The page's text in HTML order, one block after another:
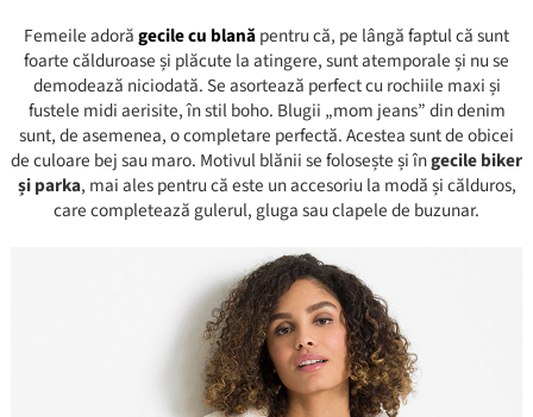
Femeile adorăgecile cu blanăpentru că, pe lângă faptul că sunt
foarte călduroase și plăcute la atingere, sunt atemporale și nu se
demodează niciodată. Se asortează perfect cu rochiile maxi și
fustele midi aerisite, în stil boho. Blugii „mom jeans” din denim
sunt, de asemenea, o completare perfectă. Acestea sunt de obicei
de culoare bej sau maro. Motivul blănii se folosește și îngecile biker
și parka, mai ales pentru că este un accesoriu la modă și călduros,
care completează gulerul, gluga sau clapele de buzunar.